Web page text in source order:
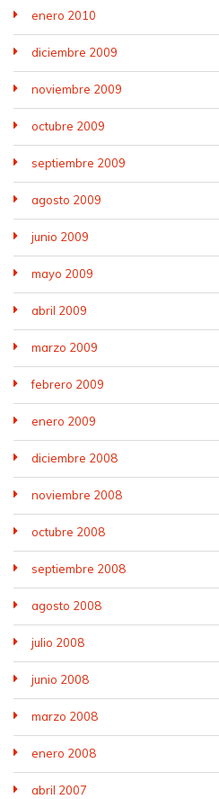
enero 2010
diciembre 2009
noviembre 2009
octubre 2009
septiembre 2009
agosto 2009
junio 2009
mayo 2009
abril 2009
marzo 2009
febrero 2009
enero 2009
diciembre 2008
noviembre 2008
octubre 2008
septiembre 2008
agosto 2008
julio 2008
junio 2008
marzo 2008
enero 2008
abril 2007